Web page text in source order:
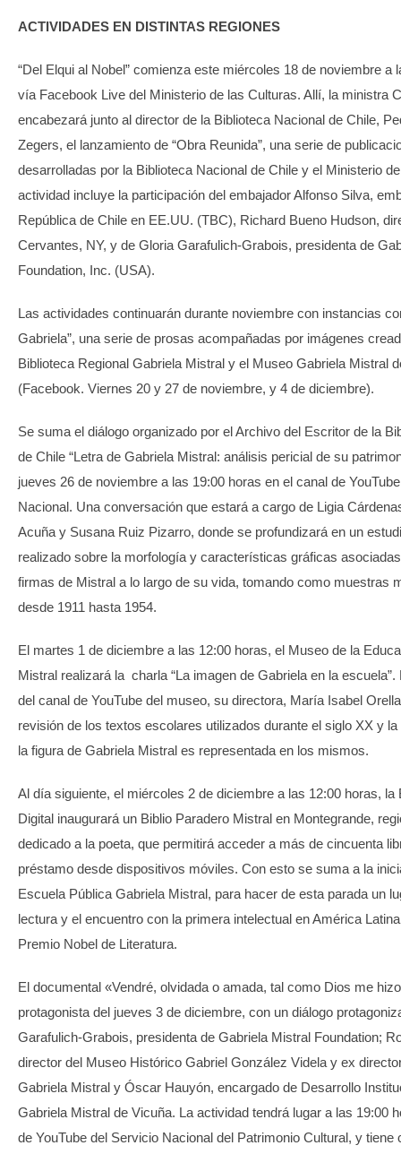
ACTIVIDADES EN DISTINTAS REGIONES
“Del Elqui al Nobel” comienza este miércoles 18 de noviembre a
vía Facebook Live del Ministerio de las Culturas. Allí, la ministra
encabezará junto al director de la Biblioteca Nacional de Chile,
Zegers, el lanzamiento de “Obra Reunida”, una serie de
desarrolladas por la Biblioteca Nacional de Chile y el Ministerio
actividad incluye la participación del embajador Alfonso Silva,
República de Chile en EE.UU. (TBC), Richard Bueno Hudson,
Cervantes, NY, y de Gloria Garafulich-Grabois, presidenta de
Foundation, Inc. (USA).
Las actividades continuarán durante noviembre con instancias
Gabriela”, una serie de prosas acompañadas por imágenes
Biblioteca Regional Gabriela Mistral y el Museo Gabriela Mistral
(Facebook. Viernes 20 y 27 de noviembre, y 4 de diciembre).
Se suma el diálogo organizado por el Archivo del Escritor de la
de Chile “Letra de Gabriela Mistral: análisis pericial de su
jueves 26 de noviembre a las 19:00 horas en el canal de
Nacional. Una conversación que estará a cargo de Ligia
Acuña y Susana Ruiz Pizarro, donde se profundizará en un
realizado sobre la morfología y características gráficas
firmas de Mistral a lo largo de su vida, tomando como muestras
desde 1911 hasta 1954.
El martes 1 de diciembre a las 12:00 horas, el Museo de la
Mistral realizará la charla “La imagen de Gabriela en la
del canal de YouTube del museo, su directora, María Isabel
revisión de los textos escolares utilizados durante el siglo XX y
la figura de Gabriela Mistral es representada en los mismos.
Al día siguiente, el miércoles 2 de diciembre a las 12:00 horas, la
Digital inaugurará un Biblio Paradero Mistral en Montegrande,
dedicado a la poeta, que permitirá acceder a más de cincuenta
préstamo desde dispositivos móviles. Con esto se suma a la
Escuela Pública Gabriela Mistral, para hacer de esta parada un
lectura y el encuentro con la primera intelectual en América
Premio Nobel de Literatura.
El documental «Vendré, olvidada o amada, tal como Dios me
protagonista del jueves 3 de diciembre, con un diálogo
Garafulich-Grabois, presidenta de Gabriela Mistral Foundation;
director del Museo Histórico Gabriel González Videla y ex
Gabriela Mistral y Óscar Hauyón, encargado de Desarrollo
Gabriela Mistral de Vicuña. La actividad tendrá lugar a las 19:00
de YouTube del Servicio Nacional del Patrimonio Cultural, y tiene